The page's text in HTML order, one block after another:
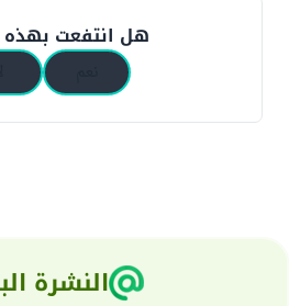
هل انتفعت بهذه
النشرة